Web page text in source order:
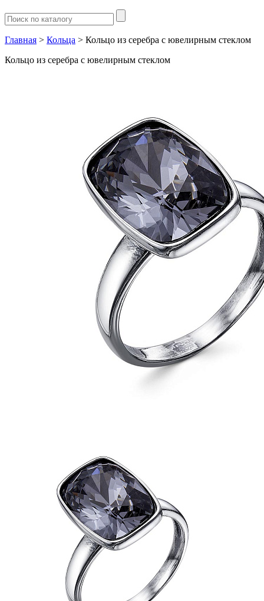
Главная > Кольца > Кольцо из серебра с ювелирным стеклом
Кольцо из серебра с ювелирным стеклом